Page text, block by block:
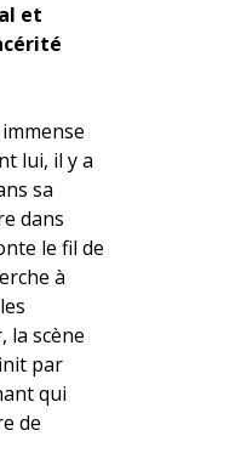
et
lui, il y a
sa
dans
le fil de
à
la scène
par
qui
de